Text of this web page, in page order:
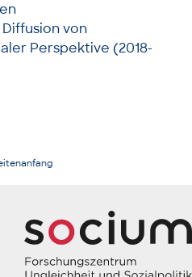
von
Perspektive (2018-